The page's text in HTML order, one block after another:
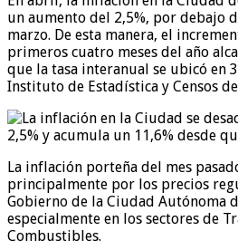
un aumento del 2,5%, por debajo
marzo. De esta manera, el
primeros cuatro meses del año
que la tasa interanual se ubicó en
Instituto de Estadística y Censos
La inflación porteña del mes
principalmente por los precios
Gobierno de la Ciudad Autónoma
especialmente en los sectores de
Combustibles.